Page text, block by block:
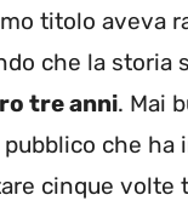
titolo aveva
che la storia
tre anni. Mai
che ha
cinque volte